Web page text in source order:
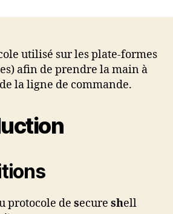
utilisé sur les plate-formes
afin de prendre la main à
la ligne de commande.
protocole de secure shell